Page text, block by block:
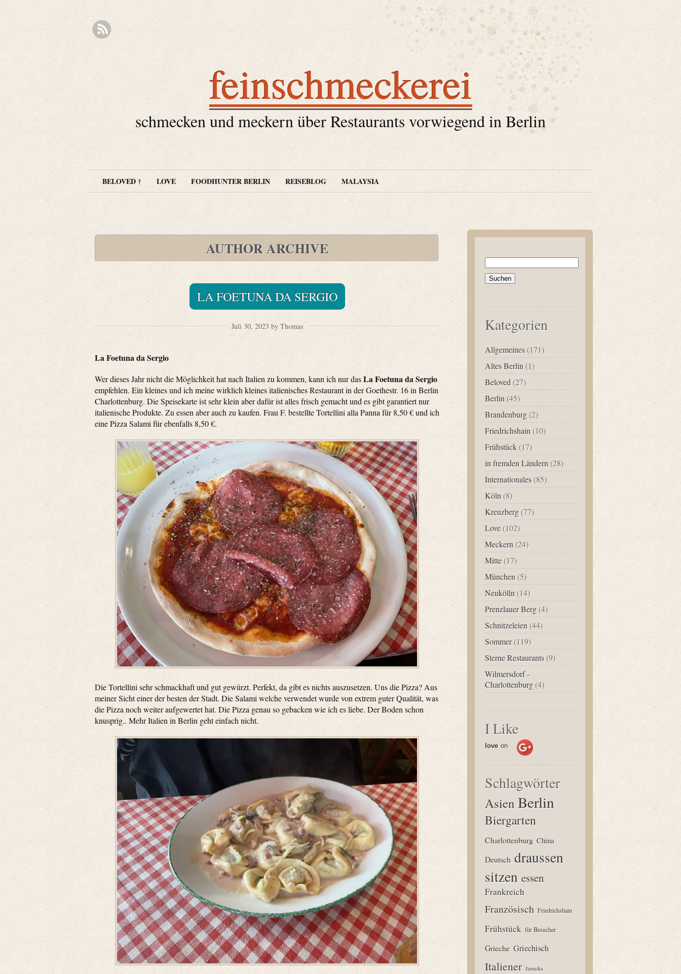
feinschmeckerei
schmecken und meckern über Restaurants vorwiegend in Berlin
BELOVED † LOVE FOODHUNTER BERLIN REISEBLOG MALAYSIA
AUTHOR ARCHIVE
LA FOETUNA DA SERGIO
Juli 30, 2023 by Thomas
La Foetuna da Sergio
Wer dieses Jahr nicht die Möglichkeit hat nach Italien zu kommen, kann ich nur dasLa Foetuna da Sergio
empfehlen. Ein kleines und ich meine wirklich kleines italienisches Restaurant in der Goethestr. 16 in Berlin
Charlottenburg. Die Speisekarte ist sehr klein aber dafür ist alles frisch gemacht und es gibt garantiert nur
italienische Produkte. Zu essen aber auch zu kaufen. Frau F. bestellte Tortellini alla Panna für 8,50 € und ich
eine Pizza Salami für ebenfalls 8,50 €.
Die Tortellini sehr schmackhaft und gut gewürzt. Perfekt, da gibt es nichts auszusetzen. Uns die Pizza? Aus
meiner Sicht einer der besten der Stadt. Die Salami welche verwendet wurde von extrem guter Qualität, was
die Pizza noch weiter aufgewertet hat. Die Pizza genau so gebacken wie ich es liebe. Der Boden schon
knusprig.. Mehr Italien in Berlin geht einfach nicht.
Suchen
nach:
Kategorien
Allgemeines (171)
Altes Berlin (1)
Beloved (27)
Berlin (45)
Brandenburg (2)
Friedrichshain (10)
Frühstück (17)
in fremden Ländern (28)
Internationales (85)
Köln (8)
Kreuzberg (77)
Love (102)
Meckern (24)
Mitte (17)
München (5)
Neukölln (14)
Prenzlauer Berg (4)
Schnitzeleien (44)
Sommer(119)
Sterne Restaurants (9)
Wilmersdorf -
Charlottenburg (4)
I Like
love on
Schlagwörter
Asien Berlin
Biergarten
Charlottenburg China
Deutsch draussen
sitzen essen
Frankreich
Französisch Friedrichshain
Frühstück für Besucher
Grieche Griechisch
Italiener Jamaika